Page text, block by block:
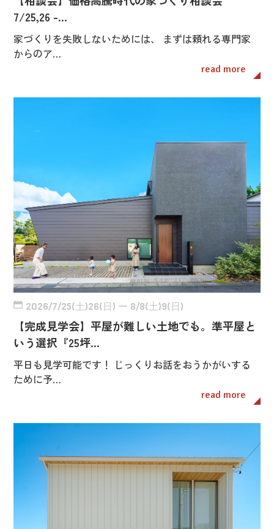
7/25,26 -…
家づくりを失敗しないためには、 まずは頼れる専門家
からのア…
read more
2026/7/25(土)26(日) ー 8/8(土)9(日)
【完成見学会】平屋が難しい土地でも。準平屋と
いう選択『25坪…
平日も見学可能です！ じっくりお話をおうかがいする
ために予…
read more